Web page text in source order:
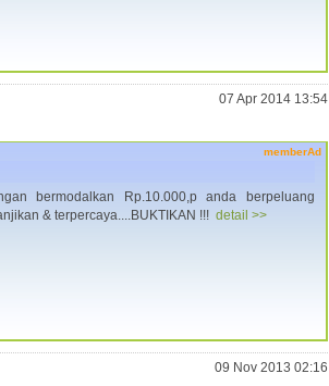
07 Apr 2014 13:54
memberAd
bermodalkan Rp.10.000,p anda berpeluang
& terpercaya....BUKTIKAN !!! detail >>
09 Nov 2013 02:16